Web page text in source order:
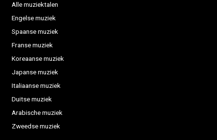
Alle muziektalen
Engelse muziek
Spaanse muziek
Franse muziek
Koreaanse muziek
Japanse muziek
Italiaanse muziek
Duitse muziek
Arabische muziek
Zweedse muziek